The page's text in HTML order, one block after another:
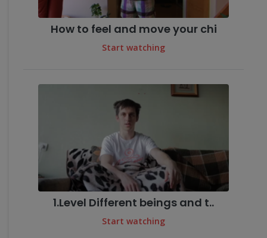
How to feel and move your chi
Start watching
1.Level Different beings and t..
Start watching